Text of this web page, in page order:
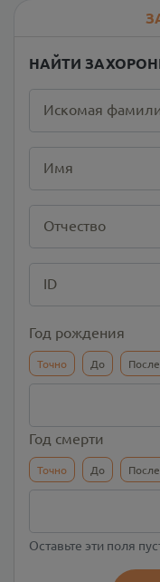
НАЙТИ
Искомая
Имя
Отчество
ID
Год рождения
Точно До После
Год смерти
Точно До После
Оставьте эти поля